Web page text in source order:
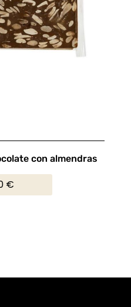
con almendras
€